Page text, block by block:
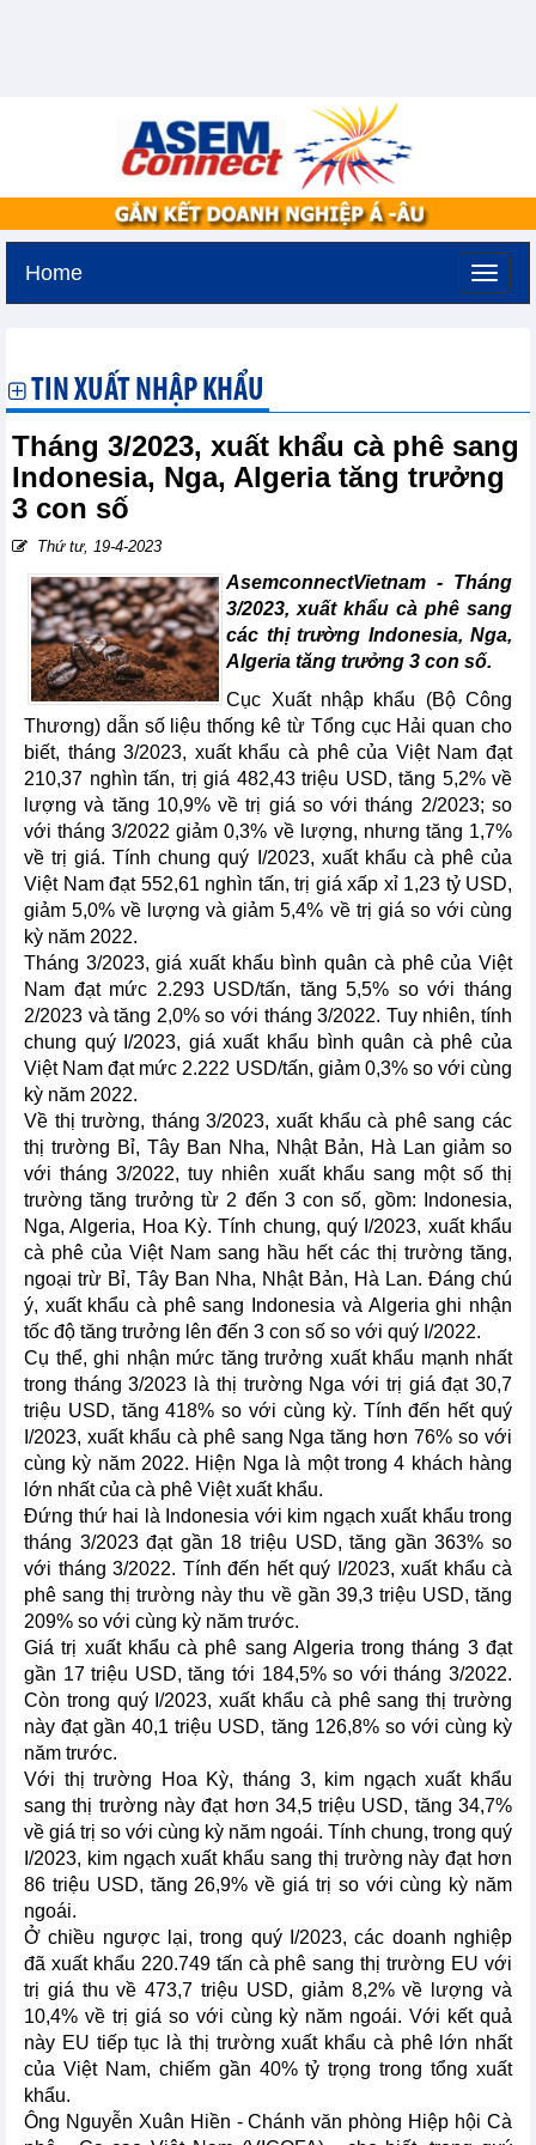
Home
TIN XUẤT NHẬP KHẨU
Tháng 3/2023, xuất khẩu cà phê sang
Indonesia, Nga, Algeria tăng trưởng
3 con số
Thứ tư, 19-4-2023
AsemconnectVietnam - Tháng
3/2023, xuất khẩu cà phê sang
các thị trường Indonesia, Nga,
Algeria tăng trưởng 3 con số.
Cục Xuất nhập khẩu (Bộ Công
Thương) dẫn số liệu thống kê từ Tổng cục Hải quan cho
biết, tháng 3/2023, xuất khẩu cà phê của Việt Nam đạt
210,37 nghìn tấn, trị giá 482,43 triệu USD, tăng 5,2% về
lượng và tăng 10,9% về trị giá so với tháng 2/2023; so
với tháng 3/2022 giảm 0,3% về lượng, nhưng tăng 1,7%
về trị giá. Tính chung quý I/2023, xuất khẩu cà phê của
Việt Nam đạt 552,61 nghìn tấn, trị giá xấp xỉ 1,23 tỷ USD,
giảm 5,0% về lượng và giảm 5,4% về trị giá so với cùng
kỳ năm 2022.
Tháng 3/2023, giá xuất khẩu bình quân cà phê của Việt
Nam đạt mức 2.293 USD/tấn, tăng 5,5% so với tháng
2/2023 và tăng 2,0% so với tháng 3/2022. Tuy nhiên, tính
chung quý I/2023, giá xuất khẩu bình quân cà phê của
Việt Nam đạt mức 2.222 USD/tấn, giảm 0,3% so với cùng
kỳ năm 2022.
Về thị trường, tháng 3/2023, xuất khẩu cà phê sang các
thị trường Bỉ, Tây Ban Nha, Nhật Bản, Hà Lan giảm so
với tháng 3/2022, tuy nhiên xuất khẩu sang một số thị
trường tăng trưởng từ 2 đến 3 con số, gồm: Indonesia,
Nga, Algeria, Hoa Kỳ. Tính chung, quý I/2023, xuất khẩu
cà phê của Việt Nam sang hầu hết các thị trường tăng,
ngoại trừ Bỉ, Tây Ban Nha, Nhật Bản, Hà Lan. Đáng chú
ý, xuất khẩu cà phê sang Indonesia và Algeria ghi nhận
tốc độ tăng trưởng lên đến 3 con số so với quý I/2022.
Cụ thể, ghi nhận mức tăng trưởng xuất khẩu mạnh nhất
trong tháng 3/2023 là thị trường Nga với trị giá đạt 30,7
triệu USD, tăng 418% so với cùng kỳ. Tính đến hết quý
I/2023, xuất khẩu cà phê sang Nga tăng hơn 76% so với
cùng kỳ năm 2022. Hiện Nga là một trong 4 khách hàng
lớn nhất của cà phê Việt xuất khẩu.
Đứng thứ hai là Indonesia với kim ngạch xuất khẩu trong
tháng 3/2023 đạt gần 18 triệu USD, tăng gần 363% so
với tháng 3/2022. Tính đến hết quý I/2023, xuất khẩu cà
phê sang thị trường này thu về gần 39,3 triệu USD, tăng
209% so với cùng kỳ năm trước.
Giá trị xuất khẩu cà phê sang Algeria trong tháng 3 đạt
gần 17 triệu USD, tăng tới 184,5% so với tháng 3/2022.
Còn trong quý I/2023, xuất khẩu cà phê sang thị trường
này đạt gần 40,1 triệu USD, tăng 126,8% so với cùng kỳ
năm trước.
Với thị trường Hoa Kỳ, tháng 3, kim ngạch xuất khẩu
sang thị trường này đạt hơn 34,5 triệu USD, tăng 34,7%
về giá trị so với cùng kỳ năm ngoái. Tính chung, trong quý
I/2023, kim ngạch xuất khẩu sang thị trường này đạt hơn
86 triệu USD, tăng 26,9% về giá trị so với cùng kỳ năm
ngoái.
Ở chiều ngược lại, trong quý I/2023, các doanh nghiệp
đã xuất khẩu 220.749 tấn cà phê sang thị trường EU với
trị giá thu về 473,7 triệu USD, giảm 8,2% về lượng và
10,4% về trị giá so với cùng kỳ năm ngoái. Với kết quả
này EU tiếp tục là thị trường xuất khẩu cà phê lớn nhất
của Việt Nam, chiếm gần 40% tỷ trọng trong tổng xuất
khẩu.
Ông Nguyễn Xuân Hiền - Chánh văn phòng Hiệp hội Cà